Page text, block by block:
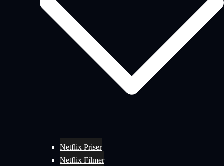
Netflix Priser
Netflix Filmer